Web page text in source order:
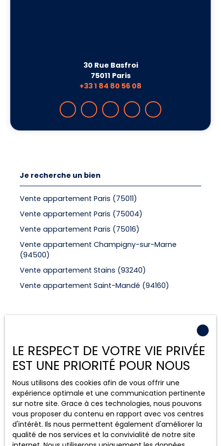
30 Rue Basfroi
75011 Paris
+33 1 84 80 56 08
Je recherche un bien
Vente appartement Paris (75011)
Vente appartement Paris (75004)
Vente appartement Paris (75016)
Vente appartement Champigny-sur-Marne
(94500)
Vente appartement Stains (93240)
Vente appartement Saint-Mandé (94160)
Estimez votre bien
Espace vendeur
Nous contacter
Informations
LE RESPECT DE VOTRE VIE PRIVÉE
EST UNE PRIORITÉ POUR NOUS
Nous utilisons des cookies afin de vous offrir une
expérience optimale et une communication pertinente
sur notre site. Grace à ces technologies, nous pouvons
vous proposer du contenu en rapport avec vos centres
d'intérêt. Ils nous permettent également d'améliorer la
qualité de nos services et la convivialité de notre site